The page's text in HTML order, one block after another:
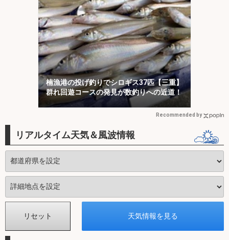
楠漁港の投げ釣りでシロギス37匹【三重】
群れ回遊コースの発見が数釣りへの近道！
Recommended by
リアルタイム天気＆風波情報